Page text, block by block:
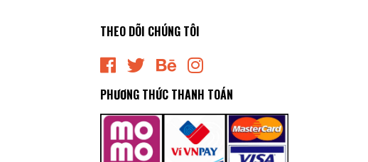
THEO DÕI CHÚNG TÔI
PHƯƠNG THỨC THANH TOÁN